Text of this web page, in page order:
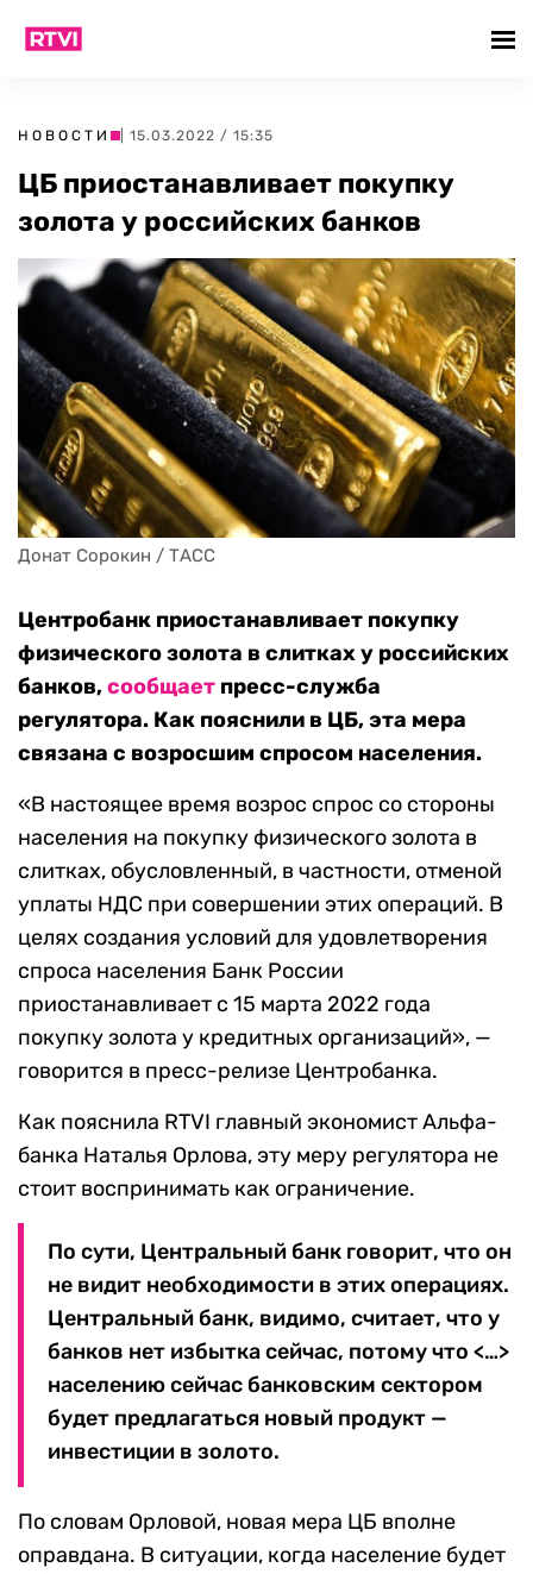
НОВОСТИ | 15.03.2022 / 15:35
ЦБ приостанавливает покупку
золота у российских банков
Донат Сорокин / ТАСС
Центробанк приостанавливает покупку
физического золота в слитках у российских
банков,сообщает пресс-служба
регулятора. Как пояснили в ЦБ, эта мера
связана с возросшим спросом населения.
«В настоящее время возрос спрос со стороны
населения на покупку физического золота в
слитках, обусловленный, в частности, отменой
уплаты НДС при совершении этих операций. В
целях создания условий для удовлетворения
спроса населения Банк России
приостанавливает с 15 марта 2022 года
покупку золота у кредитных организаций», —
говорится в пресс-релизе Центробанка.
Как пояснила RTVI главный экономист Альфа-
банка Наталья Орлова, эту меру регулятора не
стоит воспринимать как ограничение.
По сути, Центральный банк говорит, что он
не видит необходимости в этих операциях.
Центральный банк, видимо, считает, что у
банков нет избытка сейчас, потому что <…>
населению сейчас банковским сектором
будет предлагаться новый продукт —
инвестиции в золото.
По словам Орловой, новая мера ЦБ вполне
оправдана. В ситуации, когда население будет